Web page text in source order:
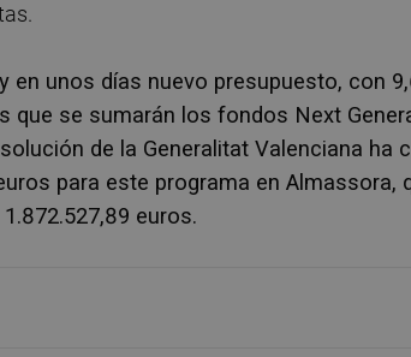
en unos días nuevo presupuesto, con
que se sumarán los fondos Next
de la Generalitat Valenciana ha
para este programa en Almassora,
euros.